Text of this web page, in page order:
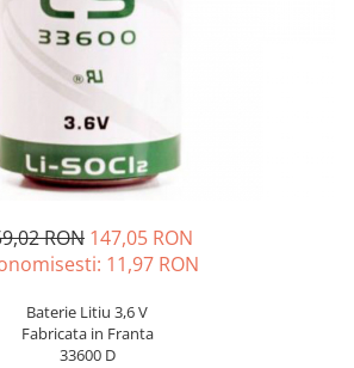
accesorii
RON 147,05 RON
11,97 RON
Baterie Litiu 3,6 V
Fabricata in Franta
33600 D